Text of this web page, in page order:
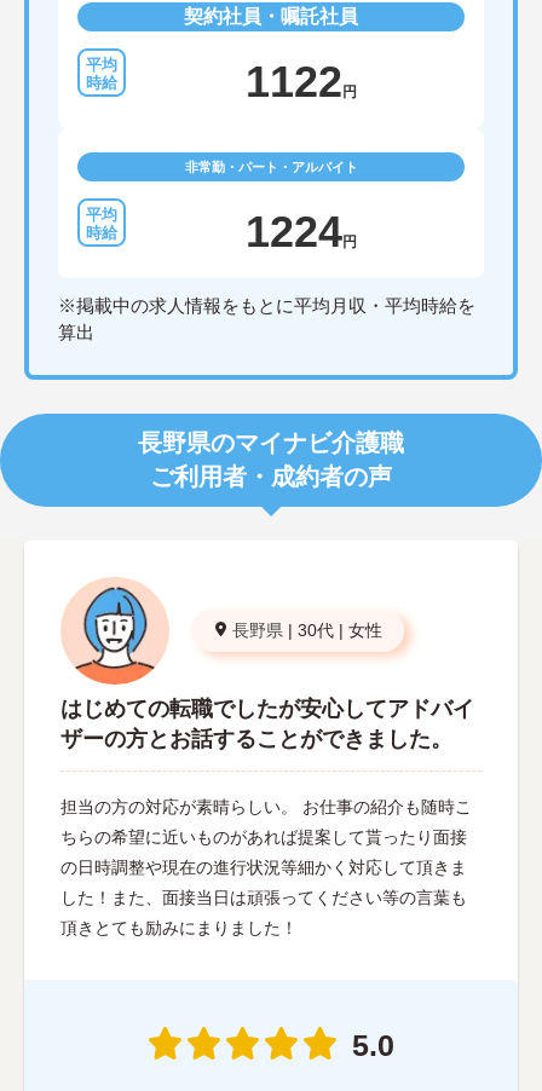
契約社員・嘱託社員
1122円
非常勤・パート・アルバイト
1224円
※掲載中の求人情報をもとに平均月収・平均時給を
算出
長野県のマイナビ介護職
ご利用者・成約者の声
長野県 | 30代 | 女性
はじめての転職でしたが安心してアドバイ
ザーの方とお話することができました。
担当の方の対応が素晴らしい。 お仕事の紹介も随時こ
ちらの希望に近いものがあれば提案して貰ったり面接
の日時調整や現在の進行状況等細かく対応して頂きま
した！また、面接当日は頑張ってください等の言葉も
頂きとても励みにまりました！
5.0